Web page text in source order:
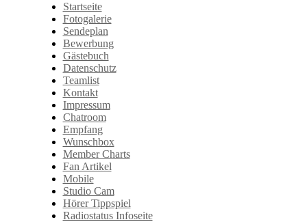
Startseite
Fotogalerie
Sendeplan
Bewerbung
Gästebuch
Datenschutz
Teamlist
Kontakt
Impressum
Chatroom
Empfang
Wunschbox
Member Charts
Fan Artikel
Mobile
Studio Cam
Hörer Tippspiel
Radiostatus Infoseite